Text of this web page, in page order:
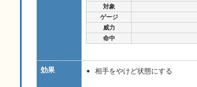
対象
ゲージ
威力
命中
効果 相手をやけど状態にする